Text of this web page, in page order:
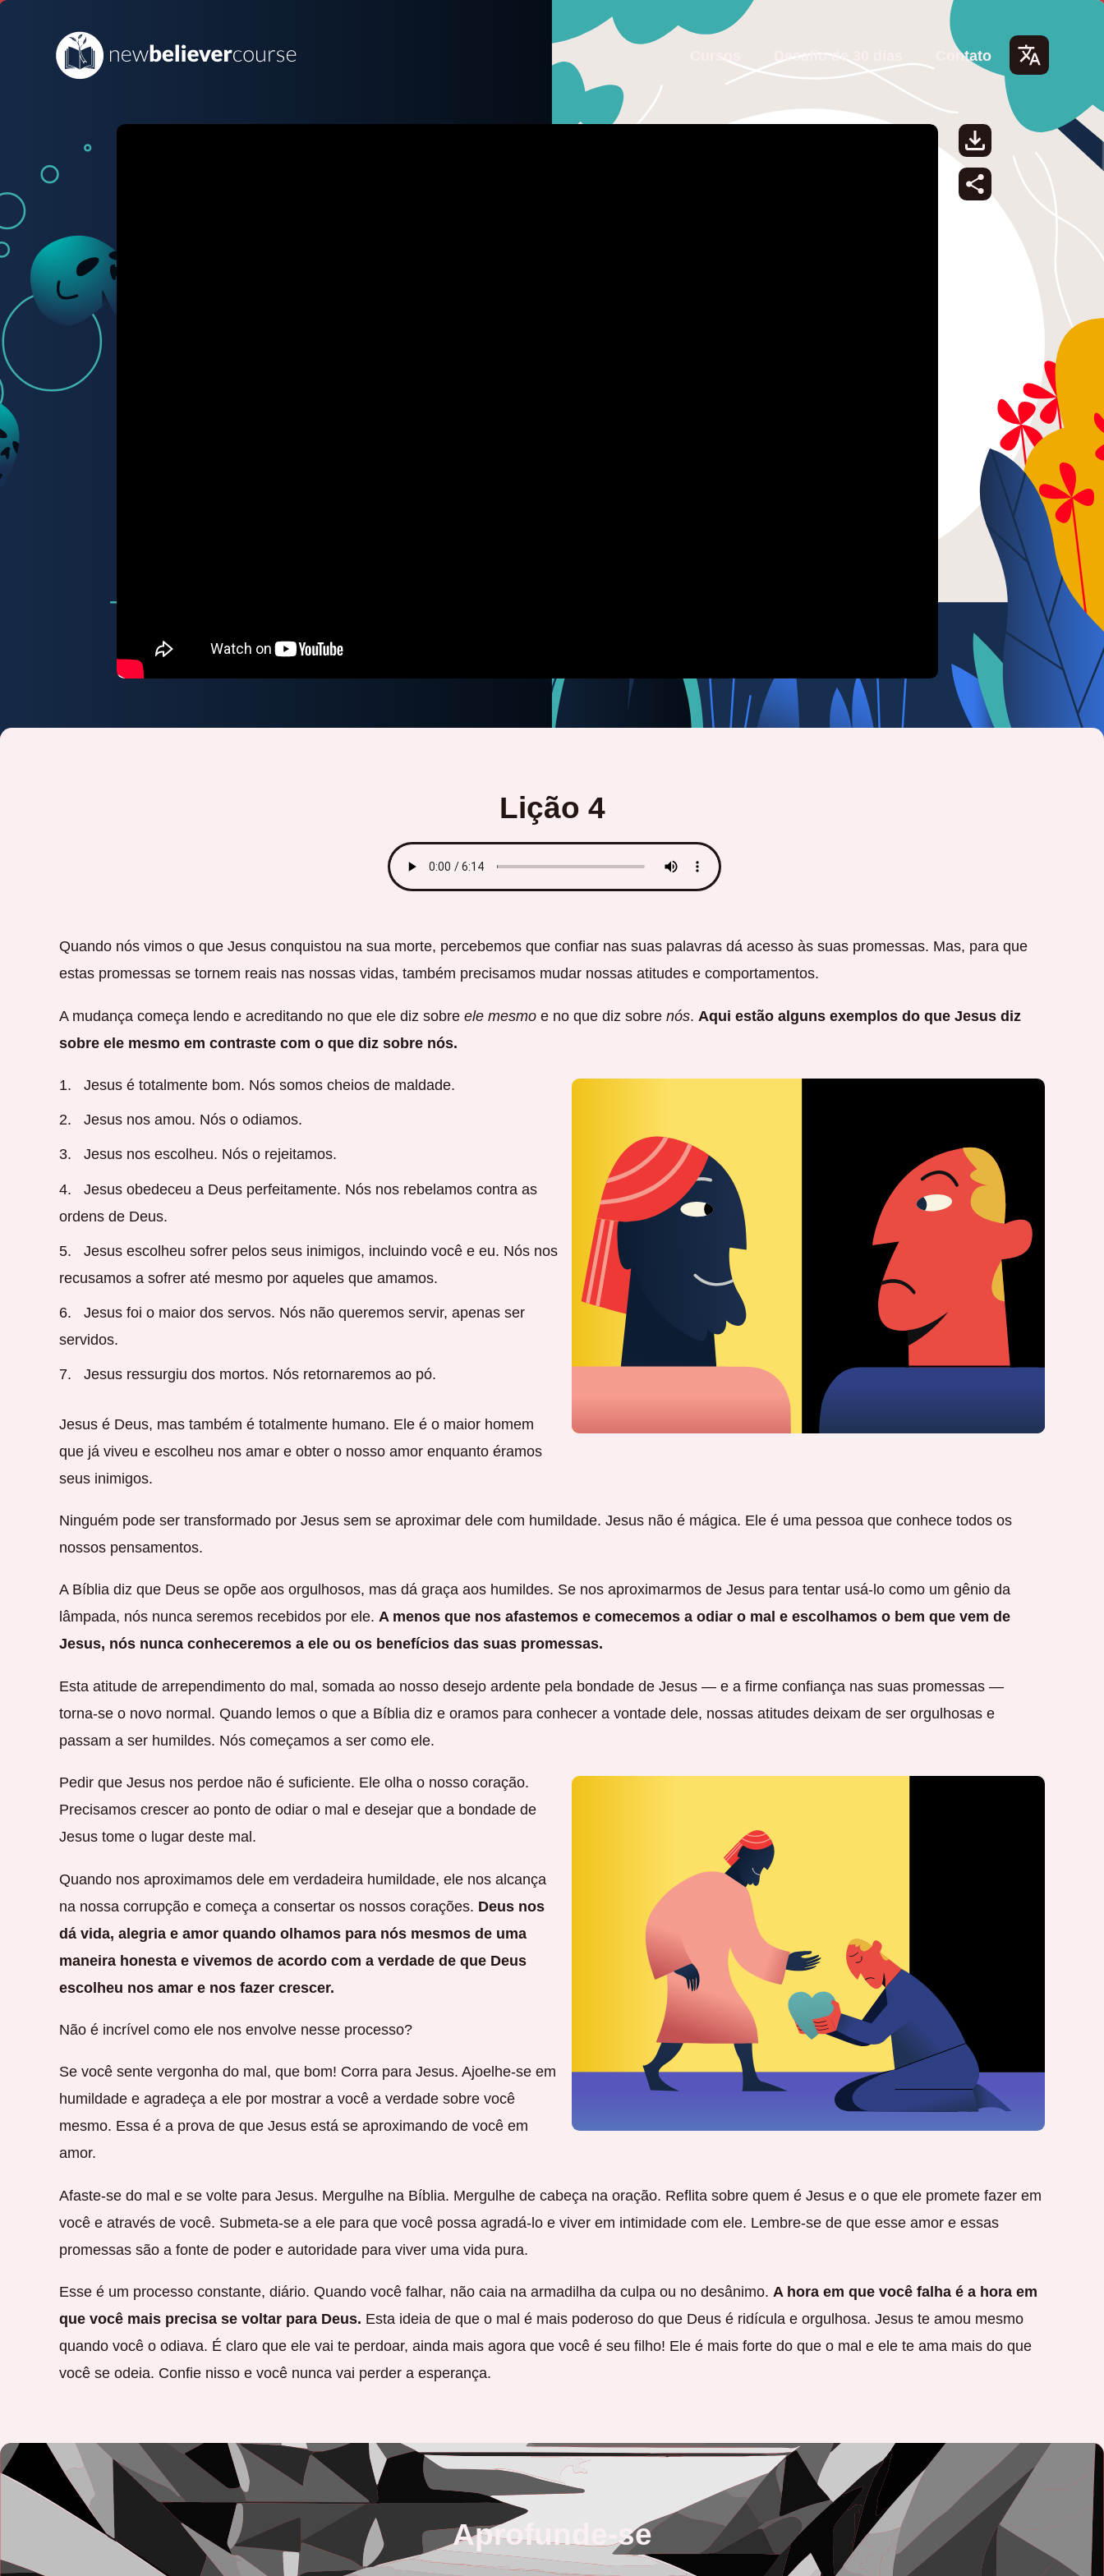
uage
Cursos Desafio de 30 dias Contato
Lição 4
Quando nós vimos o que Jesus conquistou na sua morte, percebemos que confiar nas suas palavras dá acesso às suas promessas. Mas, para que
estas promessas se tornem reais nas nossas vidas, também precisamos mudar nossas atitudes e comportamentos.
A mudança começa lendo e acreditando no que ele diz sobre ele mesmo e no que diz sobre nós. Aqui estão alguns exemplos do que Jesus diz
sobre ele mesmo em contraste com o que diz sobre nós.
Jesus é totalmente bom. Nós somos cheios de maldade.
Jesus nos amou. Nós o odiamos.
Jesus nos escolheu. Nós o rejeitamos.
Jesus obedeceu a Deus perfeitamente. Nós nos rebelamos contra as
ordens de Deus.
Jesus escolheu sofrer pelos seus inimigos, incluindo você e eu. Nós nos
recusamos a sofrer até mesmo por aqueles que amamos.
Jesus foi o maior dos servos. Nós não queremos servir, apenas ser
servidos.
Jesus ressurgiu dos mortos. Nós retornaremos ao pó.
Jesus é Deus, mas também é totalmente humano. Ele é o maior homem
que já viveu e escolheu nos amar e obter o nosso amor enquanto éramos
seus inimigos.
Ninguém pode ser transformado por Jesus sem se aproximar dele com humildade. Jesus não é mágica. Ele é uma pessoa que conhece todos os
nossos pensamentos.
A Bíblia diz que Deus se opõe aos orgulhosos, mas dá graça aos humildes. Se nos aproximarmos de Jesus para tentar usá-lo como um gênio da
lâmpada, nós nunca seremos recebidos por ele. A menos que nos afastemos e comecemos a odiar o mal e escolhamos o bem que vem de
Jesus, nós nunca conheceremos a ele ou os benefícios das suas promessas.
Esta atitude de arrependimento do mal, somada ao nosso desejo ardente pela bondade de Jesus — e a firme confiança nas suas promessas —
torna-se o novo normal. Quando lemos o que a Bíblia diz e oramos para conhecer a vontade dele, nossas atitudes deixam de ser orgulhosas e
passam a ser humildes. Nós começamos a ser como ele.
Pedir que Jesus nos perdoe não é suficiente. Ele olha o nosso coração.
Precisamos crescer ao ponto de odiar o mal e desejar que a bondade de
Jesus tome o lugar deste mal.
Quando nos aproximamos dele em verdadeira humildade, ele nos alcança
na nossa corrupção e começa a consertar os nossos corações. Deus nos
dá vida, alegria e amor quando olhamos para nós mesmos de uma
maneira honesta e vivemos de acordo com a verdade de que Deus
escolheu nos amar e nos fazer crescer.
Não é incrível como ele nos envolve nesse processo?
Se você sente vergonha do mal, que bom! Corra para Jesus. Ajoelhe-se em
humildade e agradeça a ele por mostrar a você a verdade sobre você
mesmo. Essa é a prova de que Jesus está se aproximando de você em
amor.
Afaste-se do mal e se volte para Jesus. Mergulhe na Bíblia. Mergulhe de cabeça na oração. Reflita sobre quem é Jesus e o que ele promete fazer em
você e através de você. Submeta-se a ele para que você possa agradá-lo e viver em intimidade com ele. Lembre-se de que esse amor e essas
promessas são a fonte de poder e autoridade para viver uma vida pura.
Esse é um processo constante, diário. Quando você falhar, não caia na armadilha da culpa ou no desânimo. A hora em que você falha é a hora em
que você mais precisa se voltar para Deus. Esta ideia de que o mal é mais poderoso do que Deus é ridícula e orgulhosa. Jesus te amou mesmo
quando você o odiava. É claro que ele vai te perdoar, ainda mais agora que você é seu filho! Ele é mais forte do que o mal e ele te ama mais do que
você se odeia. Confie nisso e você nunca vai perder a esperança.
Aprofunde-se